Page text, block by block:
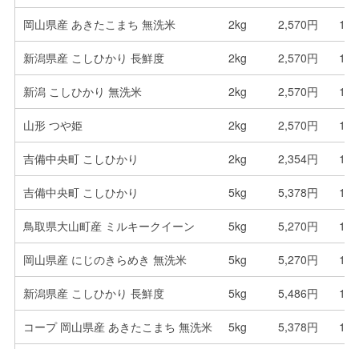
岡山県産 あきたこまち 無洗米 2kg 2,570円
新潟県産 こしひかり 長鮮度 2kg 2,570円
新潟 こしひかり 無洗米 2kg 2,570円
山形 つや姫 2kg 2,570円
吉備中央町 こしひかり 2kg 2,354円
吉備中央町 こしひかり 5kg 5,378円
鳥取県大山町産 ミルキークイーン 5kg 5,270円
岡山県産 にじのきらめき 無洗米 5kg 5,270円
新潟県産 こしひかり 長鮮度 5kg 5,486円
コープ 岡山県産 あきたこまち 無洗米 5kg 5,378円